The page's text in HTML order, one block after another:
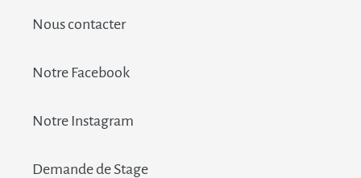
Nous contacter
Notre Facebook
Notre Instagram
Demande de Stage